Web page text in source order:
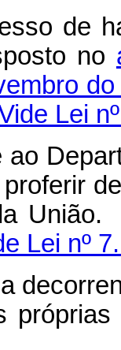
de
no
Lei
ao
Civil
Lei nº